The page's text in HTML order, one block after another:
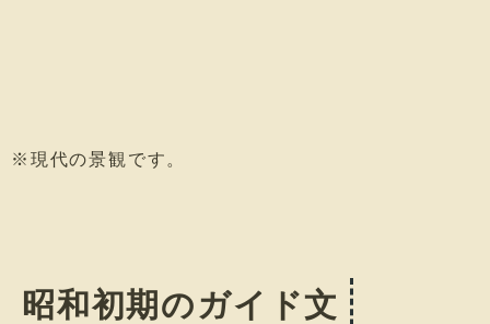
※現代の景観です。
昭和初期のガイド文